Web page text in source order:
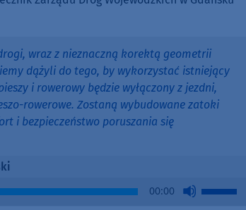
wraz z nieznaczną korektą geometrii
dążyli do tego, by wykorzystać istniejący
i rowerowy będzie wyłączony z jezdni,
rowerowe. Zostaną wybudowane zatoki
i bezpieczeństwo poruszania się
00:00
Use